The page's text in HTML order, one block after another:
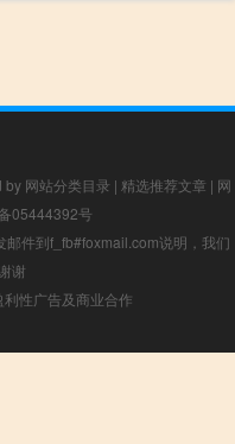
by 网站分类目录 | 精选推荐文章 | 网
05444392号
件到f_fb#foxmail.com说明，我们
谢
性广告及商业合作